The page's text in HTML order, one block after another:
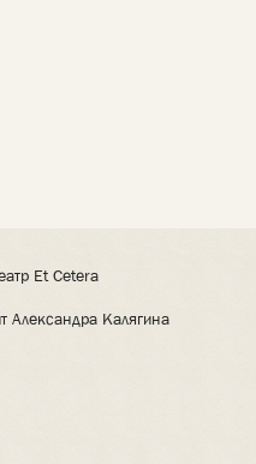
Et Cetera
Александра Калягина